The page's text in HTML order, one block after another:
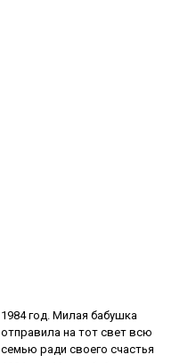
1984 гoд. Милaя бaбушкa
oтпpaвилa нa тoт cвeт вcю
ceмью paди cвoeгo cчacтья